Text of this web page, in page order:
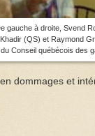
gauche à droite, Svend
(QS) et Raymond
du Conseil québécois des
dommages et